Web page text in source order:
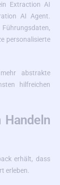
Extraction AI
AI Agent.
personalisierte
abstrakte
hilfreichen
Handeln
erhält, dass
erleben.